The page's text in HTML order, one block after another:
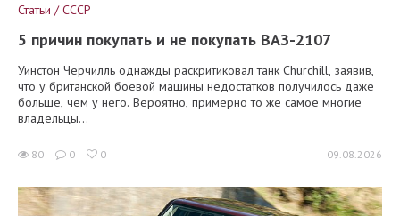
Статьи / СССР
5 причин покупать и не покупать ВАЗ-2107
Уинстон Черчилль однажды раскритиковал танк Churchill, заявив,
что у британской боевой машины недостатков получилось даже
больше, чем у него. Вероятно, примерно то же самое многие
владельцы...
80 0 0 09.08.2026